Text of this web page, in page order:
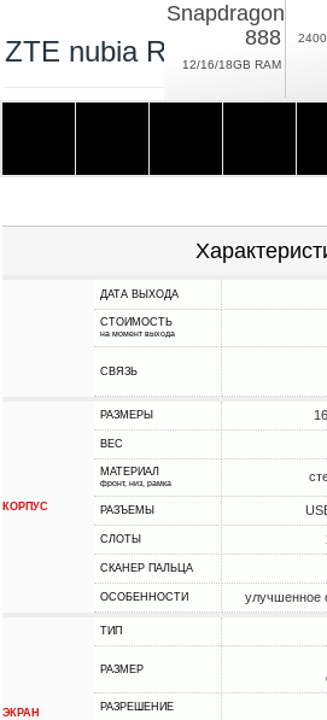
ZTE nubia Red Magic 6
Snapdragon
888
12/16/18GB RAM
ДАТА ВЫХОДА
СТОИМОСТЬ
на момент выхода
СВЯЗЬ
КОРПУС
РАЗМЕРЫ
ВЕС
МАТЕРИАЛ
фронт, низ, рамка
РАЗЪЕМЫ
СЛОТЫ
СКАНЕР ПАЛЬЦА
ОСОБЕННОСТИ улучшенное
ЭКРАН
ТИП
РАЗМЕР
РАЗРЕШЕНИЕ